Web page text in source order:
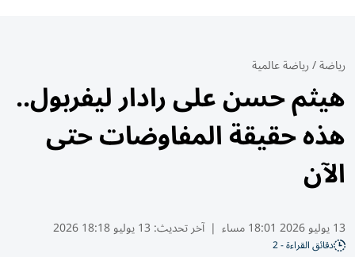
رياضة/رياضة عالمية
هيثم حسن على رادار ليفربول..
هذه حقيقة المفاوضات حتى
الآن
13 يوليو 2026 18:01 مساء | آخر تحديث: 13 يوليو 18:18 2026
دقائق القراءة - 2